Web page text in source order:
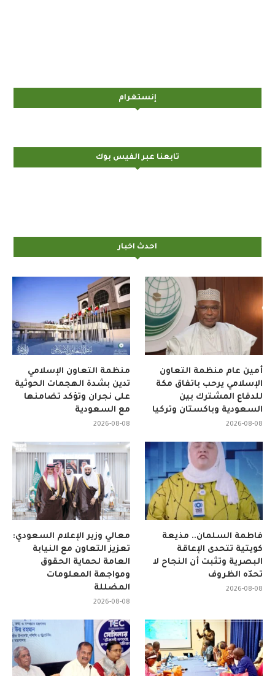
إنستغرام
تابعنا عبر الفيس بوك
احدث اخبار
منظمة التعاون الإسلامي
تدين بشدة الهجمات الحوثية
على نجران وتؤكد تضامنها
مع السعودية
2026-08-08
أمين عام منظمة التعاون
الإسلامي يرحب باتفاق مكة
للدفاع المشترك بين
السعودية وباكستان وتركيا
2026-08-08
معالي وزير الإعلام السعودي:
تعزيز التعاون مع النيابة
العامة لحماية الحقوق
ومواجهة المعلومات
المضللة
2026-08-08
فاطمة السلمان.. مذيعة
كويتية تتحدى الإعاقة
البصرية وتثبت أن النجاح لا
تحدّه الظروف
2026-08-08